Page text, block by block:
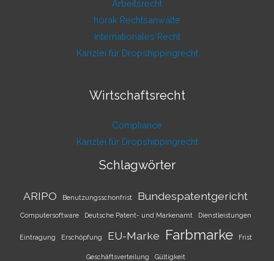
Arbeitsrecht
horak Rechtsanwälte
Internationales Recht
Kanzlei für Dropshippingrecht
Wirtschaftsrecht
Compliance
Kanzlei für Dropshippingrecht
Schlagwörter
ARIPO Benutzungsschonfrist Bundespatentgericht
Computersoftware Deutsche Patent- und Markenamt Dienstleistungen
Eintragung Erschöpfung EU-Marke Farbmarke Frist
Geschäftsverteilung Gültigkeit